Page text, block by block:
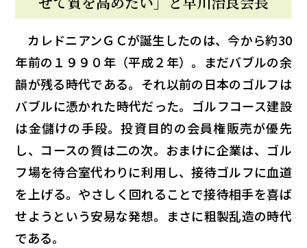
カレドニアンＧＣが誕生したのは、今から約30
年前の１９９０年（平成２年）。まだバブルの余
韻が残る時代である。それ以前の日本のゴルフは
バブルに憑かれた時代だった。ゴルフコース建設
は金儲けの手段。投資目的の会員権販売が優先
し、コースの質は二の次。おまけに企業は、ゴル
フ場を待合室代わりに利用し、接待ゴルフに血道
を上げる。やさしく回れることで接待相手を喜ば
せようという安易な発想。まさに粗製乱造の時代
である。